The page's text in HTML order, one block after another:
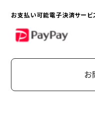
お支払い可能電子決済サービ
PayPay
お